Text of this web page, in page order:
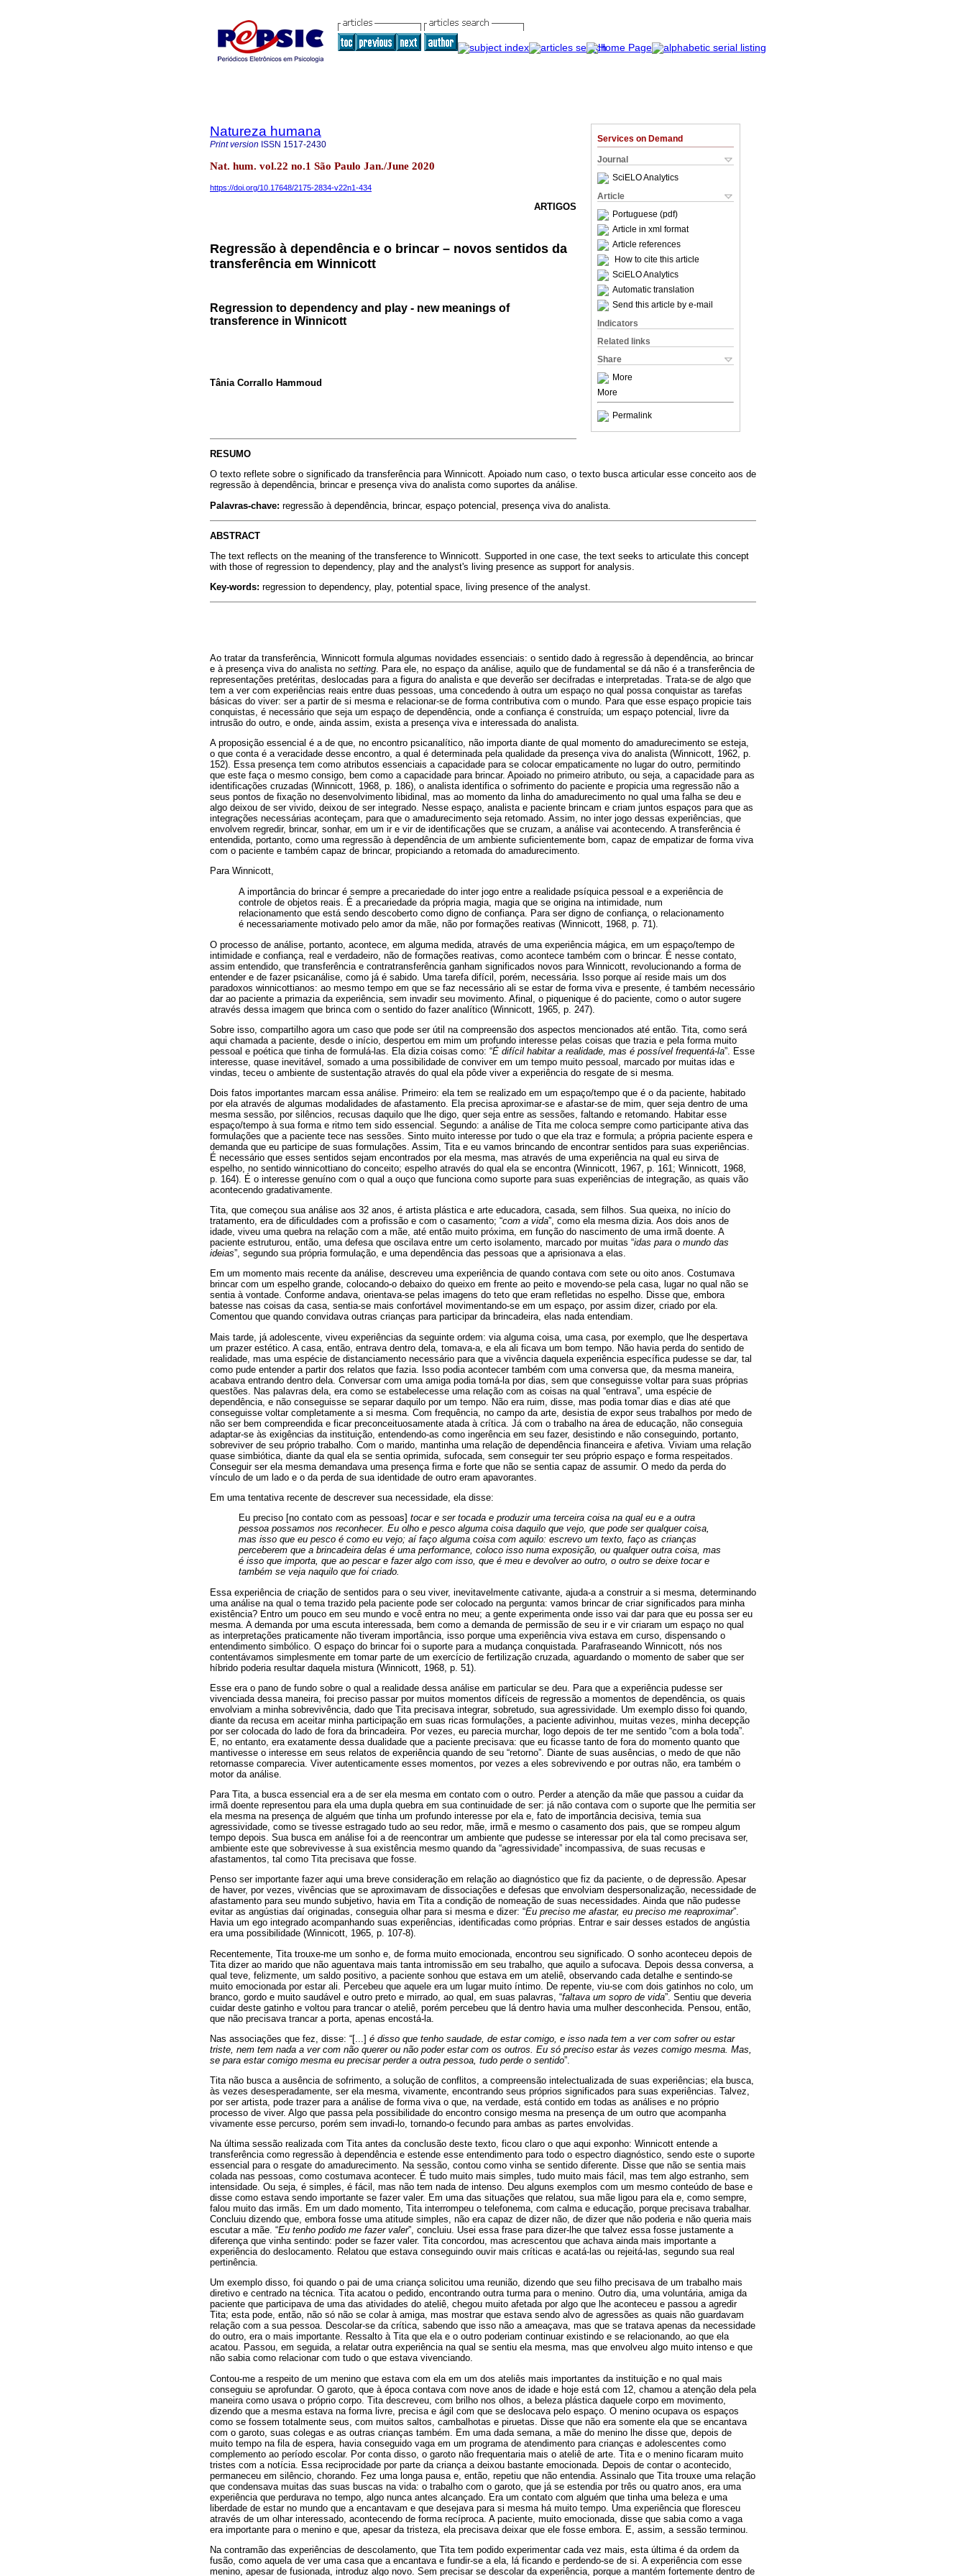
Services on Demand
Journal
SciELO Analytics
Article
Portuguese (pdf)
Article in xml format
Article references
How to cite this article
SciELO Analytics
Automatic translation
Send this article by e-mail
Indicators
Related links
Share
More
More
Permalink
Natureza humana
Print version ISSN 1517-2430
Nat. hum. vol.22 no.1 São Paulo Jan./June 2020
https://doi.org/10.17648/2175-2834-v22n1-434
ARTIGOS
Regressão à dependência e o brincar – novos sentidos da
transferência em Winnicott
Regression to dependency and play - new meanings of
transference in Winnicott
Tânia Corrallo Hammoud
RESUMO
O texto reflete sobre o significado da transferência para Winnicott. Apoiado num caso, o texto busca articular esse conceito aos de
regressão à dependência, brincar e presença viva do analista como suportes da análise.
Palavras-chave: regressão à dependência, brincar, espaço potencial, presença viva do analista.
ABSTRACT
The text reflects on the meaning of the transference to Winnicott. Supported in one case, the text seeks to articulate this concept
with those of regression to dependency, play and the analyst's living presence as support for analysis.
Key-words: regression to dependency, play, potential space, living presence of the analyst.
Ao tratar da transferência, Winnicott formula algumas novidades essenciais: o sentido dado à regressão à dependência, ao brincar
e à presença viva do analista no setting. Para ele, no espaço da análise, aquilo que de fundamental se dá não é a transferência de
representações pretéritas, deslocadas para a figura do analista e que deverão ser decifradas e interpretadas. Trata-se de algo que
tem a ver com experiências reais entre duas pessoas, uma concedendo à outra um espaço no qual possa conquistar as tarefas
básicas do viver: ser a partir de si mesma e relacionar-se de forma contributiva com o mundo. Para que esse espaço propicie tais
conquistas, é necessário que seja um espaço de dependência, onde a confiança é construída; um espaço potencial, livre da
intrusão do outro, e onde, ainda assim, exista a presença viva e interessada do analista.
A proposição essencial é a de que, no encontro psicanalítico, não importa diante de qual momento do amadurecimento se esteja,
o que conta é a veracidade desse encontro, a qual é determinada pela qualidade da presença viva do analista (Winnicott, 1962, p.
152). Essa presença tem como atributos essenciais a capacidade para se colocar empaticamente no lugar do outro, permitindo
que este faça o mesmo consigo, bem como a capacidade para brincar. Apoiado no primeiro atributo, ou seja, a capacidade para as
identificações cruzadas (Winnicott, 1968, p. 186), o analista identifica o sofrimento do paciente e propicia uma regressão não a
seus pontos de fixação no desenvolvimento libidinal, mas ao momento da linha do amadurecimento no qual uma falha se deu e
algo deixou de ser vivido, deixou de ser integrado. Nesse espaço, analista e paciente brincam e criam juntos espaços para que as
integrações necessárias aconteçam, para que o amadurecimento seja retomado. Assim, no inter jogo dessas experiências, que
envolvem regredir, brincar, sonhar, em um ir e vir de identificações que se cruzam, a análise vai acontecendo. A transferência é
entendida, portanto, como uma regressão à dependência de um ambiente suficientemente bom, capaz de empatizar de forma viva
com o paciente e também capaz de brincar, propiciando a retomada do amadurecimento.
Para Winnicott,
A importância do brincar é sempre a precariedade do inter jogo entre a realidade psíquica pessoal e a experiência de
controle de objetos reais. É a precariedade da própria magia, magia que se origina na intimidade, num
relacionamento que está sendo descoberto como digno de confiança. Para ser digno de confiança, o relacionamento
é necessariamente motivado pelo amor da mãe, não por formações reativas (Winnicott, 1968, p. 71).
O processo de análise, portanto, acontece, em alguma medida, através de uma experiência mágica, em um espaço/tempo de
intimidade e confiança, real e verdadeiro, não de formações reativas, como acontece também com o brincar. É nesse contato,
assim entendido, que transferência e contratransferência ganham significados novos para Winnicott, revolucionando a forma de
entender e de fazer psicanálise, como já é sabido. Uma tarefa difícil, porém, necessária. Isso porque aí reside mais um dos
paradoxos winnicottianos: ao mesmo tempo em que se faz necessário ali se estar de forma viva e presente, é também necessário
dar ao paciente a primazia da experiência, sem invadir seu movimento. Afinal, o piquenique é do paciente, como o autor sugere
através dessa imagem que brinca com o sentido do fazer analítico (Winnicott, 1965, p. 247).
Sobre isso, compartilho agora um caso que pode ser útil na compreensão dos aspectos mencionados até então. Tita, como será
aqui chamada a paciente, desde o início, despertou em mim um profundo interesse pelas coisas que trazia e pela forma muito
pessoal e poética que tinha de formulá-las. Ela dizia coisas como: “É difícil habitar a realidade, mas é possível frequentá-la”. Esse
interesse, quase inevitável, somado a uma possibilidade de conviver em um tempo muito pessoal, marcado por muitas idas e
vindas, teceu o ambiente de sustentação através do qual ela pôde viver a experiência do resgate de si mesma.
Dois fatos importantes marcam essa análise. Primeiro: ela tem se realizado em um espaço/tempo que é o da paciente, habitado
por ela através de algumas modalidades de afastamento. Ela precisa aproximar-se e afastar-se de mim, quer seja dentro de uma
mesma sessão, por silêncios, recusas daquilo que lhe digo, quer seja entre as sessões, faltando e retomando. Habitar esse
espaço/tempo à sua forma e ritmo tem sido essencial. Segundo: a análise de Tita me coloca sempre como participante ativa das
formulações que a paciente tece nas sessões. Sinto muito interesse por tudo o que ela traz e formula; a própria paciente espera e
demanda que eu participe de suas formulações. Assim, Tita e eu vamos brincando de encontrar sentidos para suas experiências.
É necessário que esses sentidos sejam encontrados por ela mesma, mas através de uma experiência na qual eu sirva de
espelho, no sentido winnicottiano do conceito; espelho através do qual ela se encontra (Winnicott, 1967, p. 161; Winnicott, 1968,
p. 164). É o interesse genuíno com o qual a ouço que funciona como suporte para suas experiências de integração, as quais vão
acontecendo gradativamente.
Tita, que começou sua análise aos 32 anos, é artista plástica e arte educadora, casada, sem filhos. Sua queixa, no início do
tratamento, era de dificuldades com a profissão e com o casamento; “com a vida”, como ela mesma dizia. Aos dois anos de
idade, viveu uma quebra na relação com a mãe, até então muito próxima, em função do nascimento de uma irmã doente. A
paciente estruturou, então, uma defesa que oscilava entre um certo isolamento, marcado por muitas “idas para o mundo das
ideias”, segundo sua própria formulação, e uma dependência das pessoas que a aprisionava a elas.
Em um momento mais recente da análise, descreveu uma experiência de quando contava com sete ou oito anos. Costumava
brincar com um espelho grande, colocando-o debaixo do queixo em frente ao peito e movendo-se pela casa, lugar no qual não se
sentia à vontade. Conforme andava, orientava-se pelas imagens do teto que eram refletidas no espelho. Disse que, embora
batesse nas coisas da casa, sentia-se mais confortável movimentando-se em um espaço, por assim dizer, criado por ela.
Comentou que quando convidava outras crianças para participar da brincadeira, elas nada entendiam.
Mais tarde, já adolescente, viveu experiências da seguinte ordem: via alguma coisa, uma casa, por exemplo, que lhe despertava
um prazer estético. A casa, então, entrava dentro dela, tomava-a, e ela ali ficava um bom tempo. Não havia perda do sentido de
realidade, mas uma espécie de distanciamento necessário para que a vivência daquela experiência específica pudesse se dar, tal
como pude entender a partir dos relatos que fazia. Isso podia acontecer também com uma conversa que, da mesma maneira,
acabava entrando dentro dela. Conversar com uma amiga podia tomá-la por dias, sem que conseguisse voltar para suas próprias
questões. Nas palavras dela, era como se estabelecesse uma relação com as coisas na qual “entrava”, uma espécie de
dependência, e não conseguisse se separar daquilo por um tempo. Não era ruim, disse, mas podia tomar dias e dias até que
conseguisse voltar completamente a si mesma. Com frequência, no campo da arte, desistia de expor seus trabalhos por medo de
não ser bem compreendida e ficar preconceituosamente atada à crítica. Já com o trabalho na área de educação, não conseguia
adaptar-se às exigências da instituição, entendendo-as como ingerência em seu fazer, desistindo e não conseguindo, portanto,
sobreviver de seu próprio trabalho. Com o marido, mantinha uma relação de dependência financeira e afetiva. Viviam uma relação
quase simbiótica, diante da qual ela se sentia oprimida, sufocada, sem conseguir ter seu próprio espaço e forma respeitados.
Conseguir ser ela mesma demandava uma presença firma e forte que não se sentia capaz de assumir. O medo da perda do
vínculo de um lado e o da perda de sua identidade de outro eram apavorantes.
Em uma tentativa recente de descrever sua necessidade, ela disse:
Eu preciso [no contato com as pessoas] tocar e ser tocada e produzir uma terceira coisa na qual eu e a outra
pessoa possamos nos reconhecer. Eu olho e pesco alguma coisa daquilo que vejo, que pode ser qualquer coisa,
mas isso que eu pesco é como eu vejo; aí faço alguma coisa com aquilo: escrevo um texto, faço as crianças
perceberem que a brincadeira delas é uma performance, coloco isso numa exposição, ou qualquer outra coisa, mas
é isso que importa, que ao pescar e fazer algo com isso, que é meu e devolver ao outro, o outro se deixe tocar e
também se veja naquilo que foi criado.
Essa experiência de criação de sentidos para o seu viver, inevitavelmente cativante, ajuda-a a construir a si mesma, determinando
uma análise na qual o tema trazido pela paciente pode ser colocado na pergunta: vamos brincar de criar significados para minha
existência? Entro um pouco em seu mundo e você entra no meu; a gente experimenta onde isso vai dar para que eu possa ser eu
mesma. A demanda por uma escuta interessada, bem como a demanda de permissão de seu ir e vir criaram um espaço no qual
as interpretações praticamente não tiveram importância, isso porque uma experiência viva estava em curso, dispensando o
entendimento simbólico. O espaço do brincar foi o suporte para a mudança conquistada. Parafraseando Winnicott, nós nos
contentávamos simplesmente em tomar parte de um exercício de fertilização cruzada, aguardando o momento de saber que ser
híbrido poderia resultar daquela mistura (Winnicott, 1968, p. 51).
Esse era o pano de fundo sobre o qual a realidade dessa análise em particular se deu. Para que a experiência pudesse ser
vivenciada dessa maneira, foi preciso passar por muitos momentos difíceis de regressão a momentos de dependência, os quais
envolviam a minha sobrevivência, dado que Tita precisava integrar, sobretudo, sua agressividade. Um exemplo disso foi quando,
diante da recusa em aceitar minha participação em suas ricas formulações, a paciente adivinhou, muitas vezes, minha decepção
por ser colocada do lado de fora da brincadeira. Por vezes, eu parecia murchar, logo depois de ter me sentido “com a bola toda”.
E, no entanto, era exatamente dessa dualidade que a paciente precisava: que eu ficasse tanto de fora do momento quanto que
mantivesse o interesse em seus relatos de experiência quando de seu “retorno”. Diante de suas ausências, o medo de que não
retornasse comparecia. Viver autenticamente esses momentos, por vezes a eles sobrevivendo e por outras não, era também o
motor da análise.
Para Tita, a busca essencial era a de ser ela mesma em contato com o outro. Perder a atenção da mãe que passou a cuidar da
irmã doente representou para ela uma dupla quebra em sua continuidade de ser: já não contava com o suporte que lhe permitia ser
ela mesma na presença de alguém que tinha um profundo interesse por ela e, fato de importância decisiva, temia sua
agressividade, como se tivesse estragado tudo ao seu redor, mãe, irmã e mesmo o casamento dos pais, que se rompeu algum
tempo depois. Sua busca em análise foi a de reencontrar um ambiente que pudesse se interessar por ela tal como precisava ser,
ambiente este que sobrevivesse à sua existência mesmo quando da “agressividade” incompassiva, de suas recusas e
afastamentos, tal como Tita precisava que fosse.
Penso ser importante fazer aqui uma breve consideração em relação ao diagnóstico que fiz da paciente, o de depressão. Apesar
de haver, por vezes, vivências que se aproximavam de dissociações e defesas que envolviam despersonalização, necessidade de
afastamento para seu mundo subjetivo, havia em Tita a condição de nomeação de suas necessidades. Ainda que não pudesse
evitar as angústias daí originadas, conseguia olhar para si mesma e dizer: “Eu preciso me afastar, eu preciso me reaproximar”.
Havia um ego integrado acompanhando suas experiências, identificadas como próprias. Entrar e sair desses estados de angústia
era uma possibilidade (Winnicott, 1965, p. 107-8).
Recentemente, Tita trouxe-me um sonho e, de forma muito emocionada, encontrou seu significado. O sonho aconteceu depois de
Tita dizer ao marido que não aguentava mais tanta intromissão em seu trabalho, que aquilo a sufocava. Depois dessa conversa, a
qual teve, felizmente, um saldo positivo, a paciente sonhou que estava em um ateliê, observando cada detalhe e sentindo-se
muito emocionada por estar ali. Percebeu que aquele era um lugar muito íntimo. De repente, viu-se com dois gatinhos no colo, um
branco, gordo e muito saudável e outro preto e mirrado, ao qual, em suas palavras, “faltava um sopro de vida”. Sentiu que deveria
cuidar deste gatinho e voltou para trancar o ateliê, porém percebeu que lá dentro havia uma mulher desconhecida. Pensou, então,
que não precisava trancar a porta, apenas encostá-la.
Nas associações que fez, disse: “[...] é disso que tenho saudade, de estar comigo, e isso nada tem a ver com sofrer ou estar
triste, nem tem nada a ver com não querer ou não poder estar com os outros. Eu só preciso estar às vezes comigo mesma. Mas,
se para estar comigo mesma eu precisar perder a outra pessoa, tudo perde o sentido”.
Tita não busca a ausência de sofrimento, a solução de conflitos, a compreensão intelectualizada de suas experiências; ela busca,
às vezes desesperadamente, ser ela mesma, vivamente, encontrando seus próprios significados para suas experiências. Talvez,
por ser artista, pode trazer para a análise de forma viva o que, na verdade, está contido em todas as análises e no próprio
processo de viver. Algo que passa pela possibilidade do encontro consigo mesma na presença de um outro que acompanha
vivamente esse percurso, porém sem invadi-lo, tornando-o fecundo para ambas as partes envolvidas.
Na última sessão realizada com Tita antes da conclusão deste texto, ficou claro o que aqui exponho: Winnicott entende a
transferência como regressão à dependência e estende esse entendimento para todo o espectro diagnóstico, sendo este o suporte
essencial para o resgate do amadurecimento. Na sessão, contou como vinha se sentido diferente. Disse que não se sentia mais
colada nas pessoas, como costumava acontecer. É tudo muito mais simples, tudo muito mais fácil, mas tem algo estranho, sem
intensidade. Ou seja, é simples, é fácil, mas não tem nada de intenso. Deu alguns exemplos com um mesmo conteúdo de base e
disse como estava sendo importante se fazer valer. Em uma das situações que relatou, sua mãe ligou para ela e, como sempre,
falou muito das irmãs. Em um dado momento, Tita interrompeu o telefonema, com calma e educação, porque precisava trabalhar.
Concluiu dizendo que, embora fosse uma atitude simples, não era capaz de dizer não, de dizer que não poderia e não queria mais
escutar a mãe. “Eu tenho podido me fazer valer”, concluiu. Usei essa frase para dizer-lhe que talvez essa fosse justamente a
diferença que vinha sentindo: poder se fazer valer. Tita concordou, mas acrescentou que achava ainda mais importante a
experiência do deslocamento. Relatou que estava conseguindo ouvir mais críticas e acatá-las ou rejeitá-las, segundo sua real
pertinência.
Um exemplo disso, foi quando o pai de uma criança solicitou uma reunião, dizendo que seu filho precisava de um trabalho mais
diretivo e centrado na técnica. Tita acatou o pedido, encontrando outra turma para o menino. Outro dia, uma voluntária, amiga da
paciente que participava de uma das atividades do ateliê, chegou muito afetada por algo que lhe aconteceu e passou a agredir
Tita; esta pode, então, não só não se colar à amiga, mas mostrar que estava sendo alvo de agressões as quais não guardavam
relação com a sua pessoa. Descolar-se da crítica, sabendo que isso não a ameaçava, mas que se tratava apenas da necessidade
do outro, era o mais importante. Ressalto à Tita que ela e o outro poderiam continuar existindo e se relacionando, ao que ela
acatou. Passou, em seguida, a relatar outra experiência na qual se sentiu ela mesma, mas que envolveu algo muito intenso e que
não sabia como relacionar com tudo o que estava vivenciando.
Contou-me a respeito de um menino que estava com ela em um dos ateliês mais importantes da instituição e no qual mais
conseguiu se aprofundar. O garoto, que à época contava com nove anos de idade e hoje está com 12, chamou a atenção dela pela
maneira como usava o próprio corpo. Tita descreveu, com brilho nos olhos, a beleza plástica daquele corpo em movimento,
dizendo que a mesma estava na forma livre, precisa e ágil com que se deslocava pelo espaço. O menino ocupava os espaços
como se fossem totalmente seus, com muitos saltos, cambalhotas e piruetas. Disse que não era somente ela que se encantava
com o garoto, suas colegas e as outras crianças também. Em uma dada semana, a mãe do menino lhe disse que, depois de
muito tempo na fila de espera, havia conseguido vaga em um programa de atendimento para crianças e adolescentes como
complemento ao período escolar. Por conta disso, o garoto não frequentaria mais o ateliê de arte. Tita e o menino ficaram muito
tristes com a notícia. Essa reciprocidade por parte da criança a deixou bastante emocionada. Depois de contar o acontecido,
permaneceu em silêncio, chorando. Fez uma longa pausa e, então, repetiu que não entendia. Assinalo que Tita trouxe uma relação
que condensava muitas das suas buscas na vida: o trabalho com o garoto, que já se estendia por três ou quatro anos, era uma
experiência que perdurava no tempo, algo nunca antes alcançado. Era um contato com alguém que tinha uma beleza e uma
liberdade de estar no mundo que a encantavam e que desejava para si mesma há muito tempo. Uma experiência que floresceu
através de um olhar interessado, acontecendo de forma recíproca. A paciente, muito emocionada, disse que sabia como a vaga
era importante para o menino e que, apesar da tristeza, ela precisava deixar que ele fosse embora. E, assim, a sessão terminou.
Na contramão das experiências de descolamento, que Tita tem podido experimentar cada vez mais, esta última é da ordem da
fusão, como aquela de ver uma casa que a encantava e fundir-se a ela, lá ficando e perdendo-se de si. A experiência com esse
menino, apesar de fusionada, introduz algo novo. Sem precisar se descolar da experiência, porque a mantém fortemente dentro de